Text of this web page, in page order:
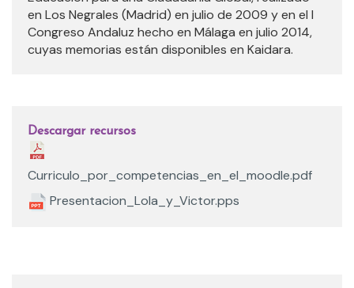
en Los Negrales (Madrid) en julio de 2009 y en el I
Congreso Andaluz hecho en Málaga en julio 2014,
cuyas memorias están disponibles en Kaidara.
Descargar recursos
Curriculo_por_competencias_en_el_moodle.pdf
Presentacion_Lola_y_Victor.pps